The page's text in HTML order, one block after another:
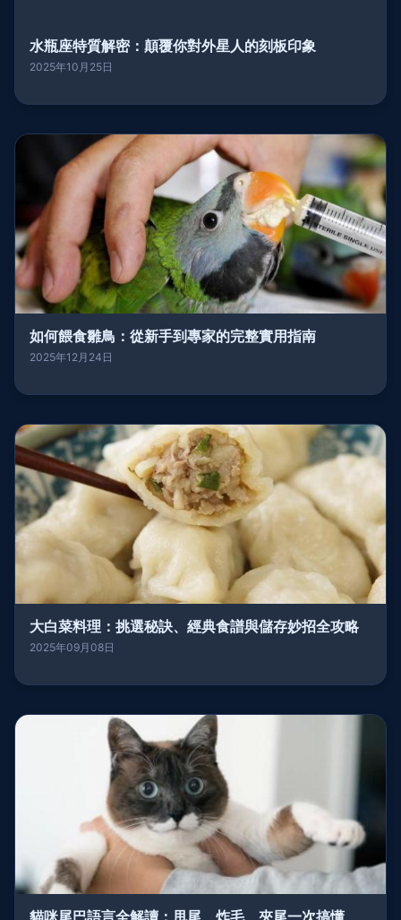
水瓶座特質解密：顛覆你對外星人的刻板印象
2025年10月25日
如何餵食雛鳥：從新手到專家的完整實用指南
2025年12月24日
大白菜料理：挑選秘訣、經典食譜與儲存妙招全攻略
2025年09月08日
貓咪尾巴語言全解讀：甩尾、炸毛、夾尾一次搞懂